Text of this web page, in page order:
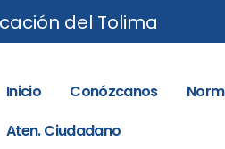
del Tolima
Inicio Conózcanos
Aten. Ciudadano